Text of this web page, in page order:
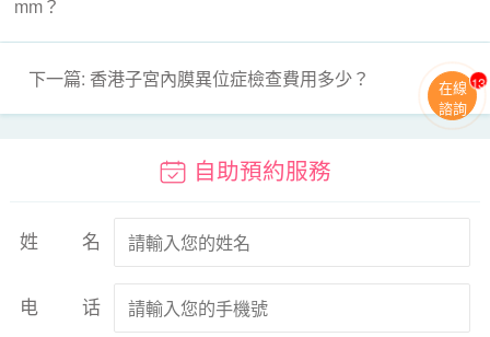
mm？
下一篇: 香港子宮內膜異位症檢查費用多少？
自助預約服務
姓名
电话
在線
諮詢
13